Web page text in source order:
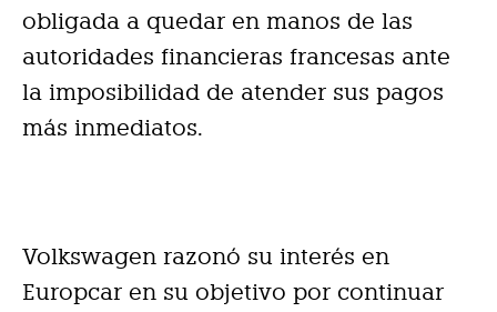
obligada a quedar en manos de las
autoridades financieras francesas ante
la imposibilidad de atender sus pagos
más inmediatos.
Volkswagen razonó su interés en
Europcar en su objetivo por continuar